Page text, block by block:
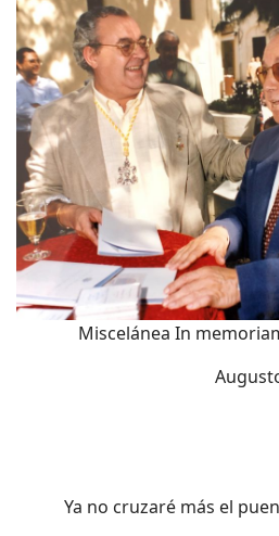
Miscelánea In
Ya no cruzaré más el